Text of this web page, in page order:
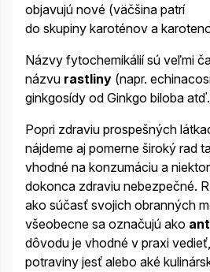
objavujú nové (väčšina patrí
do skupiny karoténov a
Názvy fytochemikálií sú veľmi
názvu rastliny (napr.
ginkgosídy od Ginkgo biloba
Popri zdraviu prospešných
nájdeme aj pomerne široký rad
vhodné na konzumáciu a
dokonca zdraviu nebezpečné.
ako súčasť svojich obranných
všeobecne sa označujú ako
dôvodu je vhodné v praxi
potraviny jesť alebo aké